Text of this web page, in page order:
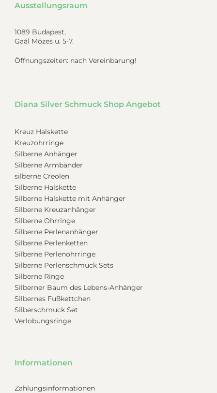
Ausstellungsraum
1089 Budapest,
Gaál Mózes u. 5-7.
Öffnungszeiten: nach Vereinbarung!
Diana Silver Schmuck Shop Angebot
Kreuz Halskette
Kreuzohrringe
Silberne Anhänger
Silberne Armbänder
silberne Creolen
Silberne Halskette
Silberne Halskette mit Anhänger
Silberne Kreuzanhänger
Silberne Ohrringe
Silberne Perlenanhänger
Silberne Perlenketten
Silberne Perlenohrringe
Silberne Perlenschmuck Sets
Silberne Ringe
Silberner Baum des Lebens-Anhänger
Silbernes Fußkettchen
Silberschmuck Set
Verlobungsringe
Informationen
Zahlungsinformationen